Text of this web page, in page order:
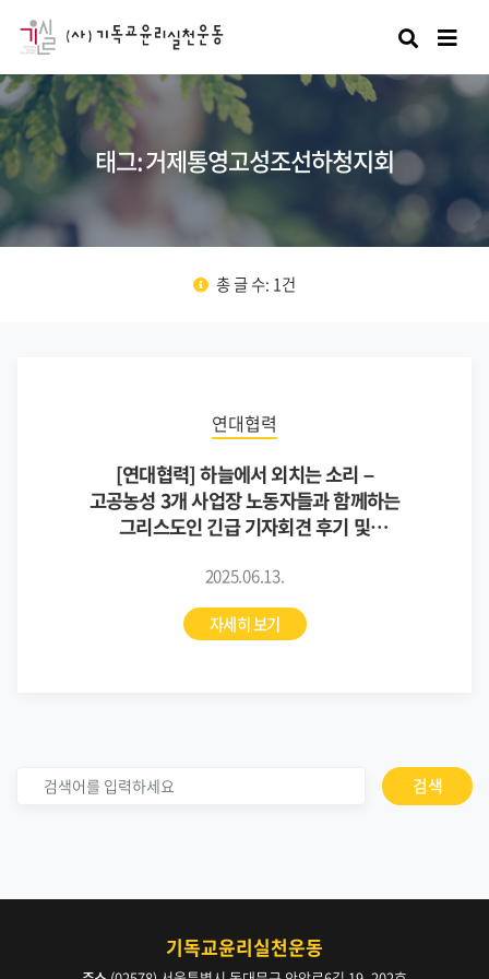
검색
태그: 거제통영고성조선하청지회
총 글 수: 1건
연대협력
[연대협력] 하늘에서 외치는 소리 –
고공농성 3개 사업장 노동자들과 함께하는
그리스도인 긴급 기자회견 후기 및
2025.06.13.
자세히 보기
검색
기독교윤리실천운동